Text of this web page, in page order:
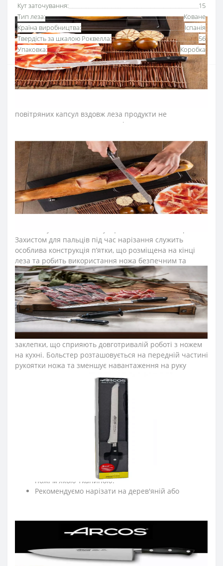
Кут заточування:
15
Тип леза:
Коване
Країна виробництва:
Іспанія
Твердість за шкалою Роквелла:
56
Упаковка:
Коробка
Ніж для хамону 250 мм серії«Рів’єра»Аркос з
повітряних капсул вздовж леза продукти не
прилипають до ножа, тому нарізати можна легко та
Серію кованих ножів Arcos Riviera розробили для
професійного та домашнього використання.
Лезо ножа для хамону виготовили з ексклюзивної
нержавіючої сталі NITRUM, що має надвисоку ріжучу
здатність, підвищену твердість та корозостійкість. У
результаті лезо ножа arcos довго не затуплюється, не
Захистом для пальців під час нарізання служить
особлива конструкція п’ятки, що розміщена на кінці
леза та робить використання ножа безпечним та
надійним.
Рукоятку ножа для окороку серії «Рів’єра» з витонченим
дизайном виготовили з поліоксиметиленових накладок,
які не створюють щілин та запобігають проникненню
мікроскопічних елементів їжі. Закріплюють
конструкцію рукоятки ножів arcos міцні металеві
заклепки, що сприяють довготривалій роботі з ножем
на кухні. Больстер розташовується на передній частині
рукоятки ножа та зменшує навантаження на руку
повара під час нарізання. Рукоятка ножа для нарізання
пройшла антибактеріальну обробку, стійка до кислот,
хлору, миючих засобів та високих температур.
ЧАСТІ ПИТАННЯ ПРО КУХОННІ НОЖІ ARCOS СЕРІЇ
Як доглядати за кухонними ножами Аркос?
Мийте кухонні ножі відразу після використання.
Після експлуатації протирайте насухо кухонні
ножі м'якою тканиною.
Рекомендуємо нарізати на дерев'яній або
Для заточки ножів регулярно правте кухонні ножі
за допомогою мусатів Arcos.
для дітей місці.